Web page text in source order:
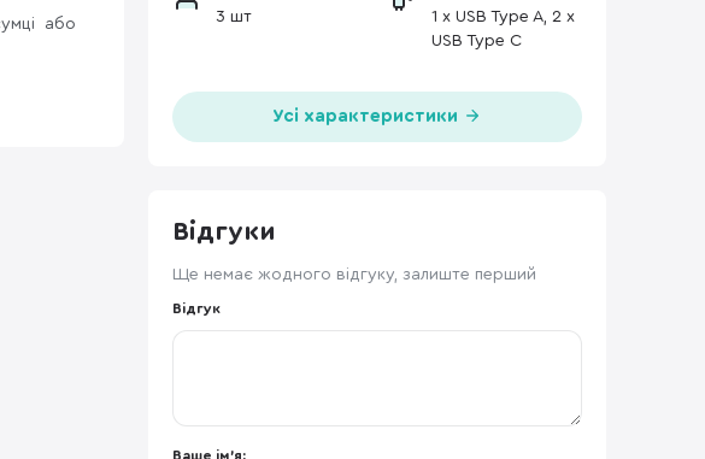
або
3 шт
1 x USB Type A, 2 x
USB Type C
Усі характеристики
Відгуки
Ще немає жодного відгуку, залиште перший
Відгук
Ваше ім'я: